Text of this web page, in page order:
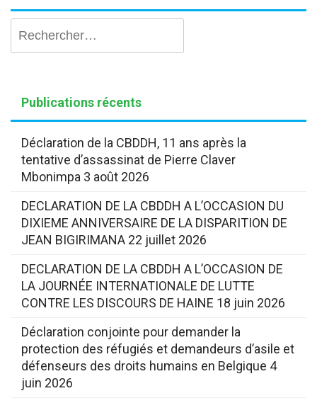
Publications récents
Déclaration de la CBDDH, 11 ans après la
tentative d’assassinat de Pierre Claver
Mbonimpa 3 août 2026
DECLARATION DE LA CBDDH A L’OCCASION DU
DIXIEME ANNIVERSAIRE DE LA DISPARITION DE
JEAN BIGIRIMANA 22 juillet 2026
DECLARATION DE LA CBDDH A L’OCCASION DE
LA JOURNÉE INTERNATIONALE DE LUTTE
CONTRE LES DISCOURS DE HAINE 18 juin 2026
Déclaration conjointe pour demander la
protection des réfugiés et demandeurs d’asile et
défenseurs des droits humains en Belgique 4
juin 2026